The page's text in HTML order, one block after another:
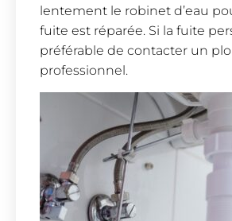
lentement le robinet d’eau
fuite est réparée. Si la fuite
préférable de contacter un
professionnel.